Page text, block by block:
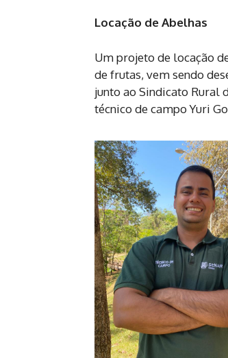
Locação de Abelhas
Um projeto de locação
de frutas, vem sendo
junto ao Sindicato Rural
técnico de campo Yuri